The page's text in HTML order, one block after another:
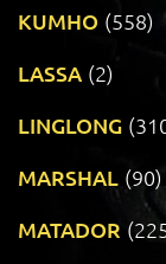
KUMHO (558)
LASSA (2)
LINGLONG
MARSHAL (90)
MATADOR